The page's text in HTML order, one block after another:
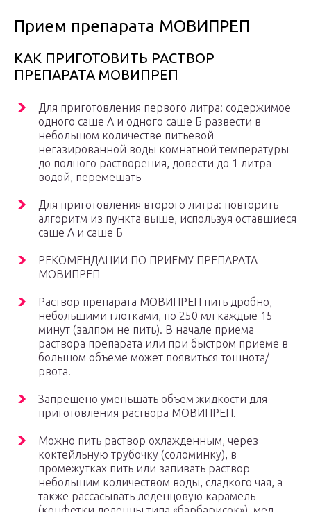
Прием препарата МОВИПРЕП
КАК ПРИГОТОВИТЬ РАСТВОР
ПРЕПАРАТА МОВИПРЕП
Для приготовления первого литра: содержимое
одного саше А и одного саше Б развести в
небольшом количестве питьевой
негазированной воды комнатной температуры
до полного растворения, довести до 1 литра
водой, перемешать
Для приготовления второго литра: повторить
алгоритм из пункта выше, используя оставшиеся
саше А и саше Б
РЕКОМЕНДАЦИИ ПО ПРИЕМУ ПРЕПАРАТА
МОВИПРЕП
Раствор препарата МОВИПРЕП пить дробно,
небольшими глотками, по 250 мл каждые 15
минут (залпом не пить). В начале приема
раствора препарата или при быстром приеме в
большом объеме может появиться тошнота/
рвота.
Запрещено уменьшать объем жидкости для
приготовления раствора МОВИПРЕП.
Можно пить раствор охлажденным, через
коктейльную трубочку (соломинку), в
промежутках пить или запивать раствор
небольшим количеством воды, сладкого чая, а
также рассасывать леденцовую карамель